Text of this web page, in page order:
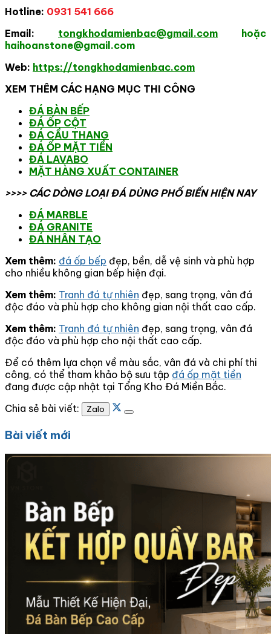
Hotline: 0931 541 666
Email:
tongkhodamienbac@gmail.com hoặc
haihoanstone@gmail.com
Web: https://tongkhodamienbac.com
XEM THÊM CÁC HẠNG MỤC THI CÔNG
ĐÁ BÀN BẾP
ĐÁ ỐP CỘT
ĐÁ CẦU THANG
ĐÁ ỐP MẶT TIỀN
ĐÁ LAVABO
MẶT HÀNG XUẤT CONTAINER
>>>> CÁC DÒNG LOẠI ĐÁ DÙNG PHỐ BIẾN HIỆN NAY
ĐÁ MARBLE
ĐÁ GRANITE
ĐÁ NHÂN TẠO
Xem thêm: đá ốp bếp đẹp, bền, dễ vệ sinh và phù hợp
cho nhiều không gian bếp hiện đại.
Xem thêm: Tranh đá tự nhiên đẹp, sang trọng, vân đá
độc đáo và phù hợp cho không gian nội thất cao cấp.
Xem thêm: Tranh đá tự nhiên đẹp, sang trọng, vân đá
độc đáo và phù hợp cho nội thất cao cấp.
Để có thêm lựa chọn về màu sắc, vân đá và chi phí thi
công, có thể tham khảo bộ sưu tập đá ốp mặt tiền
đang được cập nhật tại Tổng Kho Đá Miền Bắc.
Chia sẻ bài viết:
Zalo
Bài viết mới